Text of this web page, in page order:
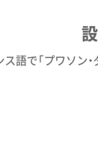
語で「プワソン